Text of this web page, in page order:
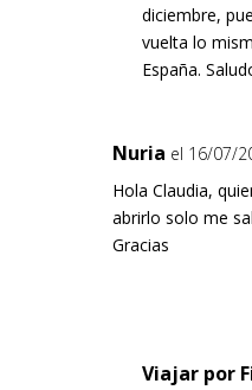
diciembre,
vuelta lo
España.
Nuria el 16/07/
Hola Claudia,
abrirlo solo me
Gracias
Viajar por